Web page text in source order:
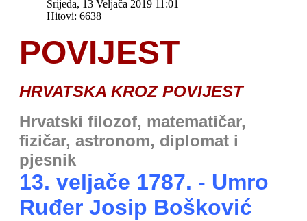
Srijeda, 13 Veljača 2019 11:01
Hitovi: 6638
POVIJEST
HRVATSKA KROZ POVIJEST
Hrvatski filozof, matematičar,
fizičar, astronom, diplomat i
pjesnik
13. veljače 1787. - Umro
Ruđer Josip Bošković